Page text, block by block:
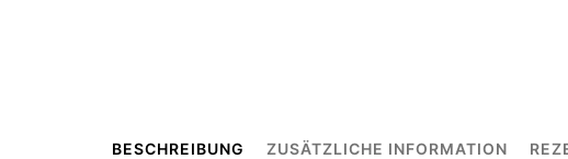
BESCHREIBUNG ZUSÄTZLICHE INFORMATION